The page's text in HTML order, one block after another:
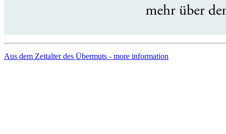
Aus dem Zeitalter des Übermuts - more information